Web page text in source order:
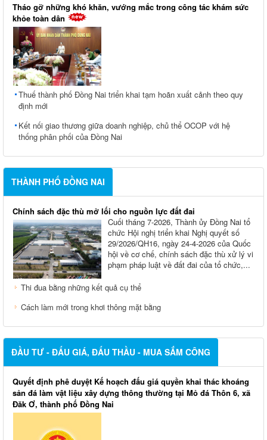
Tháo gỡ những khó khăn, vướng mắc trong công tác khám sức
khỏe toàn dân
Thuế thành phố Đồng Nai triển khai tạm hoãn xuất cảnh theo quy
định mới
Kết nối giao thương giữa doanh nghiệp, chủ thể OCOP với hệ
thống phân phối của Đồng Nai
THÀNH PHỐ ĐỒNG NAI
Chính sách đặc thù mở lối cho nguồn lực đất đai
Cuối tháng 7-2026, Thành ủy Ðồng Nai tổ
chức Hội nghị triển khai Nghị quyết số
29/2026/QH16, ngày 24-4-2026 của Quốc
hội về cơ chế, chính sách đặc thù xử lý vi
phạm pháp luật về đất đai của tổ chức,...
Thi đua bằng những kết quả cụ thể
Cách làm mới trong khơi thông mặt bằng
ĐẦU TƯ - ĐẤU GIÁ, ĐẤU THẦU - MUA SẮM CÔNG
Quyết định phê duyệt Kế hoạch đấu giá quyền khai thác khoáng
sản đá làm vật liệu xây dựng thông thường tại Mỏ đá Thôn 6, xã
Đăk Ơ, thành phố Đồng Nai